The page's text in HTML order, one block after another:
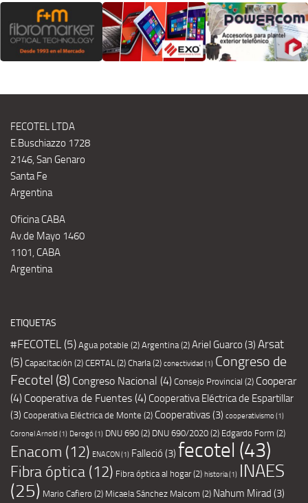
FECOTEL LTDA
E.Buschiazzo 1728
2146, San Genaro
Santa Fe
Argentina
Oficina CABA
Av.de Mayo 1460
1101, CABA
Argentina
ETIQUETAS
#FECOTEL (5) Agua potable (2) Argentina(2) Ariel Guarco (3) Arsat
(5) Capacitación (2) CERTAL (2) Charla(2) conectividad (1) Congreso de
Fecotel (8) Congreso Nacional (4) Consejo Provincial (2) Cooperar
(4) Cooperativa de Fuentes (4) Cooperativa Eléctrica de Espartillar
(3) Cooperativa Eléctrica de Monte (2) Cooperativas(3) cooperativismo(1)
Coronel Arnold (1) Derogó(1) DNU 690 (2) DNU 690/2020 (2) Edgardo Form (2)
Enacom (12) ENACON (1) Falleció (3) fecotel (43)
Fibra óptica (12) Fibra óptica al hogar(2) historia(1) INAES
(25) Mario Cafiero (2) Micaela Sánchez Malcom (2) Nahum Mirad (3)